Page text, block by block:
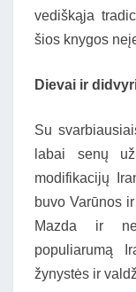
vediškąja
šios knygos
Dievai ir
Su
labai senų
modifikacijų
buvo Varūnos
Mazda ir
populiarumą
žynystės ir